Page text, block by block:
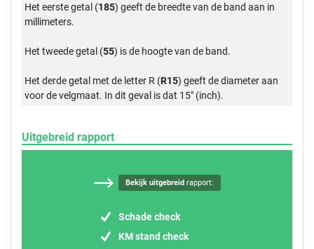
Het eerste getal (185) geeft de breedte van de band aan in
millimeters.
Het tweede getal (55) is de hoogte van de band.
Het derde getal met de letter R (R15) geeft de diameter aan
voor de velgmaat. In dit geval is dat 15" (inch).
Uitgebreid rapport
Bekijk uitgebreidrapport:
Schade check
KM stand check